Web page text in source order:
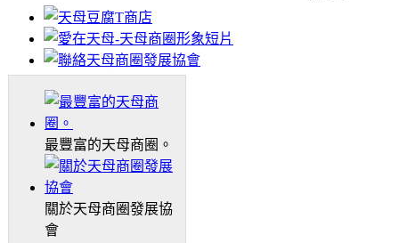
最豐富的天母商圈。
關於天母商圈發展協
會